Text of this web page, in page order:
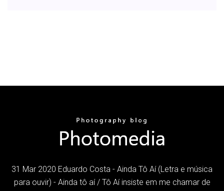
31 Mar 2020 Eduardo Costa - Ainda Tô Aí (Letra e música
para ouvir) - Ainda tô aí / Tô Aí insiste em me chamar de